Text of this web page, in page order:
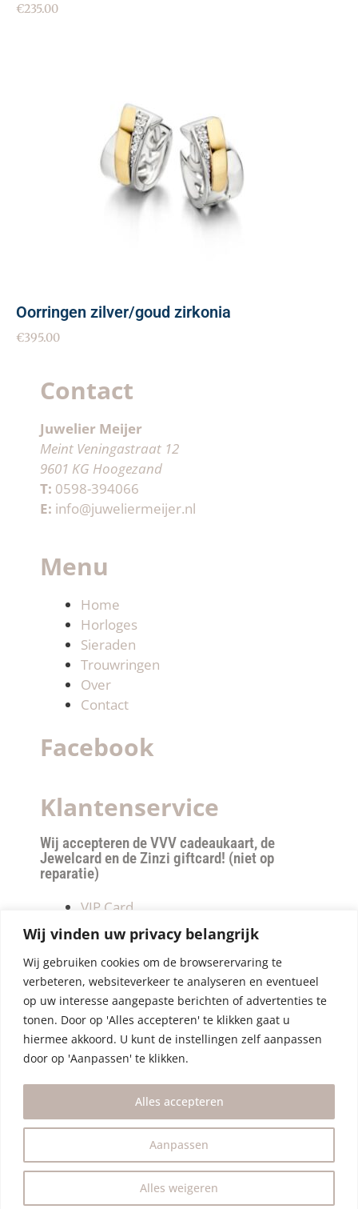
Wij vinden uw privacy belangrijk
Wij gebruiken cookies om de browserervaring te
verbeteren, websiteverkeer te analyseren en eventueel
op uw interesse aangepaste berichten of advertenties te
tonen. Door op 'Alles accepteren' te klikken gaat u
hiermee akkoord. U kunt de instellingen zelf aanpassen
door op 'Aanpassen' te klikken.
Aanpassen
Alles weigeren
Alles accepteren
€235.00
Oorringen zilver/goud zirkonia
€395.00
Contact
Juwelier Meijer
Meint Veningastraat 12
9601 KG Hoogezand
T: 0598-394066
E: info@juweliermeijer.nl
Menu
Home
Horloges
Sieraden
Trouwringen
Over
Contact
Facebook
Klantenservice
Wij accepteren de VVV cadeaukaart, de
Jewelcard en de Zinzi giftcard! (niet op
reparatie)
VIP Card
Retourneren
Betalen & verzendkosten
Privacy Policy
Algemene Voorwaarden